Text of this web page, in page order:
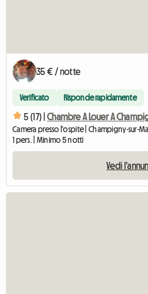
35 € / notte
Verificato Risponde rapidamente
5 (17) | Chambre A Louer A
Camera presso l'ospite | Champigny-sur-
1 pers. | Minimo 5 notti
Vedi